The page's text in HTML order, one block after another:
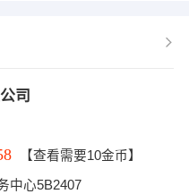
司
【查看需要10金币】
中心5B2407